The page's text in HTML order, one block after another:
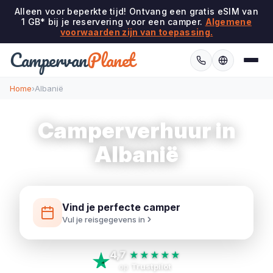
Alleen voor beperkte tijd! Ontvang een gratis eSIM van
1 GB* bij je reservering voor een camper. Algemene
voorwaarden zijn van toepassing.
CampervanPlanet
Home›Albanië
Camperverhuur in
Albanië
Vind je perfecte camper
Vul je reisgegevens in
4,7 ★★★★★
op Trustpilot